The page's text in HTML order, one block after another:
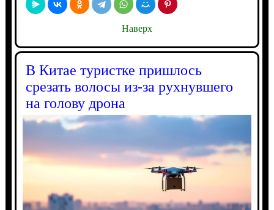
Наверх
В Китае туристке пришлось
срезать волосы из-за рухнувшего
на голову дрона